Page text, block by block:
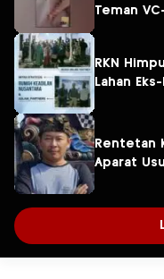
Teman
RKN
Lahan
Rentetan
Aparat